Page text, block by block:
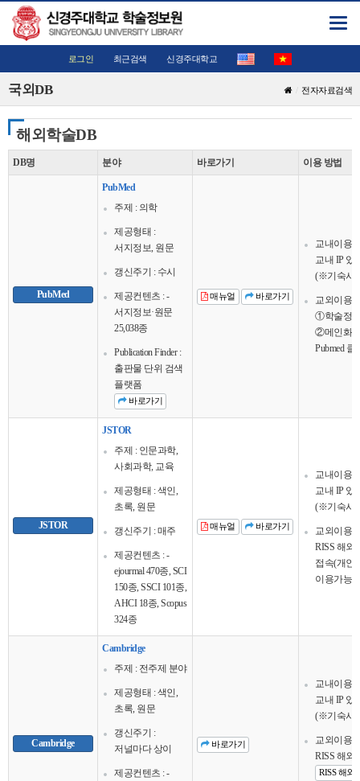
로그인 최근검색 신경주대학교
국외DB 전자자료검색
해외학술DB
DB명 분야 바로가기 이용 방법
PubMed
PubMed
주제 : 의학
제공형태 :
서지정보, 원문
갱신주기 : 수시
제공컨텐츠 : -
서지정보·원문
25,038종
Publication Finder :
출판물 단위 검색
플랫폼
바로가기
매뉴얼 바로가기
교내이용
교내 IP 있
(※기숙사
교외이용
①학술정
②메인화
Pubmed 클
JSTOR
JSTOR
주제 : 인문과학,
사회과학, 교육
제공형태 : 색인,
초록, 원문
갱신주기 : 매주
제공컨텐츠 : -
ejourmal 470종, SCI
150종, SSCI 101종,
AHCI 18종, Scopus
324종
매뉴얼 바로가기
교내이용
교내 IP 있
(※기숙사
교외이용
RISS 해외
접속(개인
이용가능
Cambridge
Cambridge
주제 : 전주제 분야
제공형태 : 색인,
초록, 원문
갱신주기 :
저널마다 상이
제공컨텐츠 : -
바로가기
교내이용
교내 IP 있
(※기숙사
교외이용
RISS 해외
RISS 해외